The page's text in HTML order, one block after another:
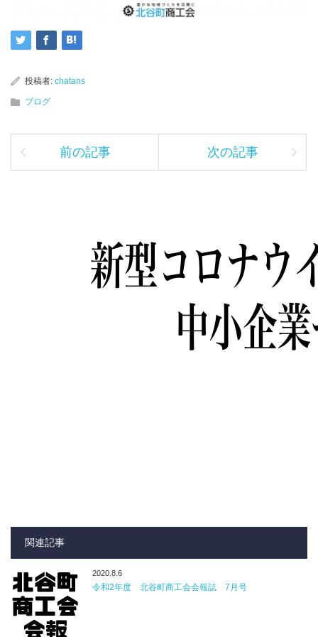
投稿者: chatans
ブログ
前の記事 次の記事
関連記事
2020.8.6
令和2年度 北谷町商工会会報誌 7月号